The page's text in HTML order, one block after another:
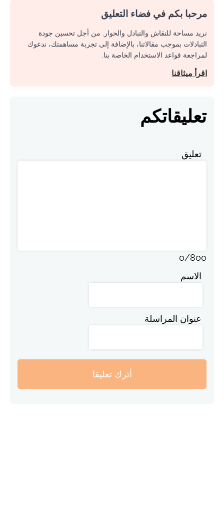
مرحبا بكم في فضاء التعليق
نريد مساحة للنقاش والتبادل والحوار. من أجل تحسين جودة
التبادلات بموجب مقالاتنا، بالإضافة إلى تجربة مساهمتك، ندعوك
لمراجعة قواعد الاستخدام الخاصة بنا.
اقرأ ميثاقنا
تعليقاتكم
تعليق
0/800
الاسم
عنوان المراسلة
أترك تعليقا